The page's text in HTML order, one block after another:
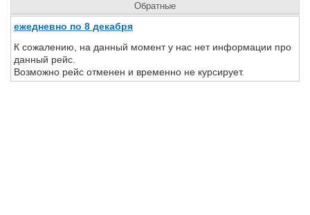
ежедневно по 8 декабря
К сожалению, на данный момент у нас нет информации про
данный рейс.
Возможно рейс отменен и временно не курсирует.
Обратные